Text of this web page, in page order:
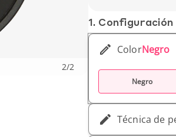
2/2
1. Conf­iguración
ColorNegro
Negro
Técnica de